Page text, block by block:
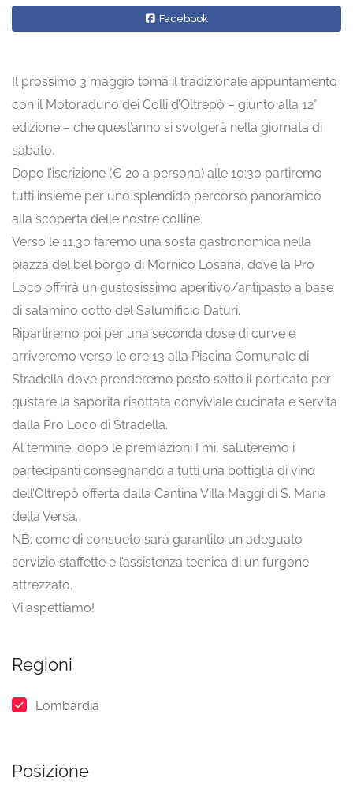
Facebook
Il prossimo 3 maggio torna il tradizionale appuntamento
con il Motoraduno dei Colli d’Oltrepò – giunto alla 12°
edizione – che quest’anno si svolgerà nella giornata di
sabato.
Dopo l’iscrizione (€ 20 a persona) alle 10:30 partiremo
tutti insieme per uno splendido percorso panoramico
alla scoperta delle nostre colline.
Verso le 11.30 faremo una sosta gastronomica nella
piazza del bel borgo di Mornico Losana, dove la Pro
Loco offrirà un gustosissimo aperitivo/antipasto a base
di salamino cotto del Salumificio Daturi.
Ripartiremo poi per una seconda dose di curve e
arriveremo verso le ore 13 alla Piscina Comunale di
Stradella dove prenderemo posto sotto il porticato per
gustare la saporita risottata conviviale cucinata e servita
dalla Pro Loco di Stradella.
Al termine, dopo le premiazioni Fmi, saluteremo i
partecipanti consegnando a tutti una bottiglia di vino
dell’Oltrepò offerta dalla Cantina Villa Maggi di S. Maria
della Versa.
NB: come di consueto sarà garantito un adeguato
servizio staffette e l’assistenza tecnica di un furgone
attrezzato.
Vi aspettiamo!
Regioni
Lombardia
Posizione